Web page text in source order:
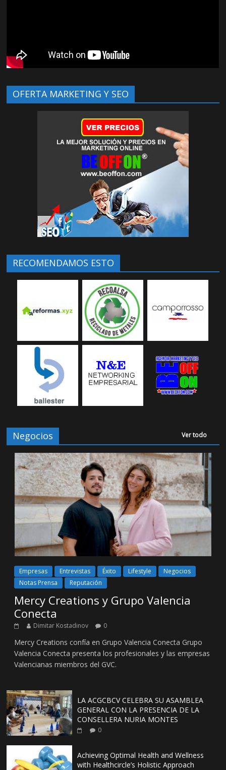
OFERTA MARKETING Y SEO
RECOMENDAMOS ESTO
Negocios Ver todo
Empresas Entrevistas Éxito Lifestyle
Negocios
Notas Prensa
Reputación
Mercy Creations y Grupo Valencia
Conecta
Dimitar Kostadinov 0
Mercy Creations confía en Grupo Valencia Conecta Grupo
Valencia Conecta presenta los profesionales y las empresas
Valencianas miembros del GVC.
LA ACGCBCV CELEBRA SU ASAMBLEA
GENERAL CON LA PRESENCIA DE LA
CONSELLERA NURIA MONTES
0
Achieving Optimal Health and Wellness
with Healthcircle’s Holistic Approach